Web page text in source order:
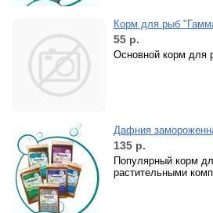
Корм для рыб
55 р.
Основной корм для
Дафния
135 р.
Популярный корм
растительными